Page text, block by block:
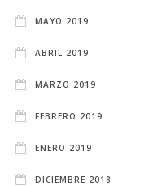
MAYO 2019
ABRIL 2019
MARZO 2019
FEBRERO 2019
ENERO 2019
DICIEMBRE 2018